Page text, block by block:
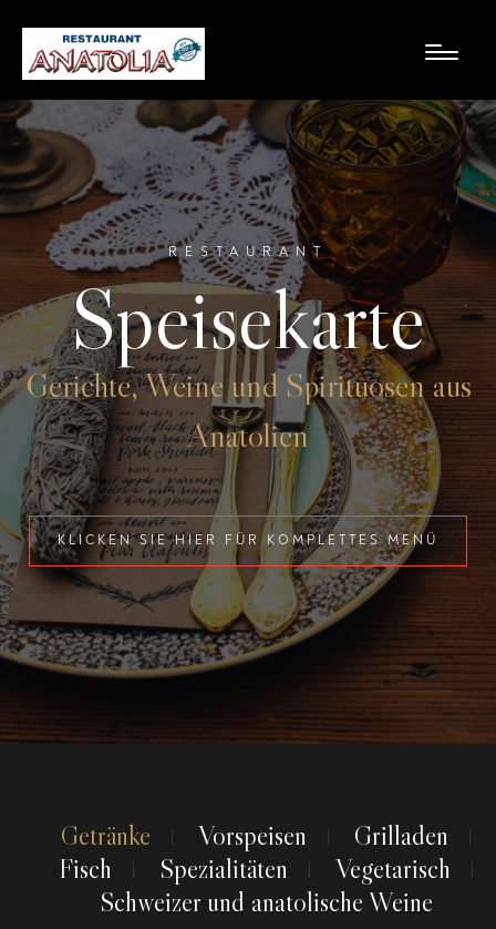
RESTAURANT
Speisekarte
Gerichte, Weine und Spirituosen aus
Anatolien
KLICKEN SIE HIER FÜR KOMPLETTES MENÜ
Getränke Vorspeisen
Grilladen
Fisch
Spezialitäten
Vegetarisch
Schweizer und anatolische Weine